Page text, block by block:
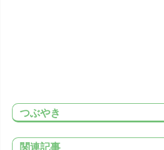
つぶやき
関連記事